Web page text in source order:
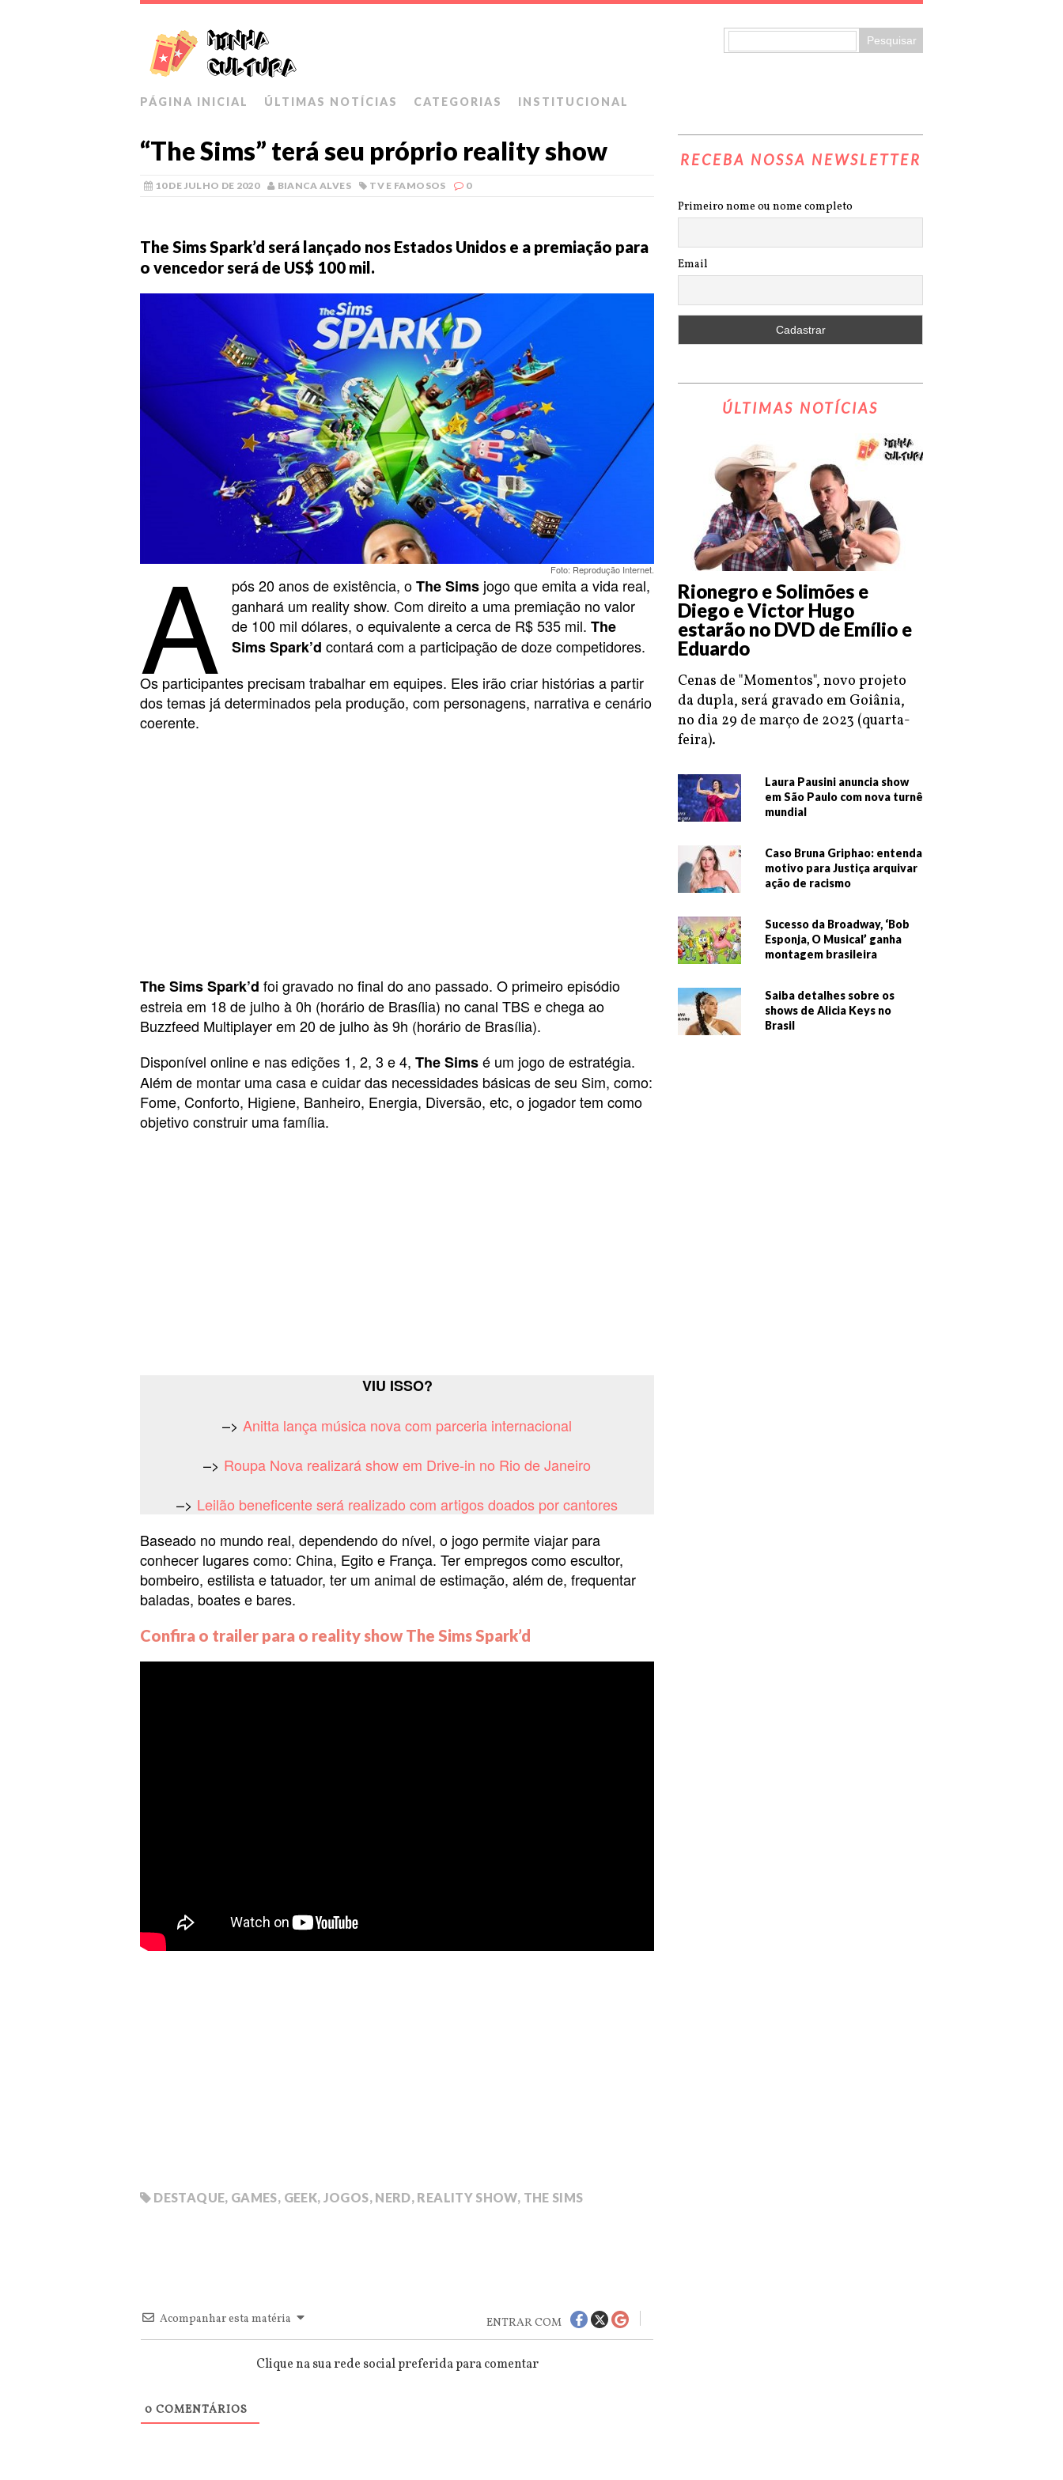
PÁGINA INICIAL ÚLTIMAS NOTÍCIAS CATEGORIAS INSTITUCIONAL
“The Sims” terá seu próprio reality show
10 DE JULHO DE 2020 BIANCA ALVES TV E FAMOSOS 0
The Sims Spark’d será lançado nos Estados Unidos e a premiação para
o vencedor será de US$ 100 mil.
Foto: Reprodução Internet.
A pós 20 anos de existência, oThe Sims jogo que emita a vida real,
ganhará um reality show. Com direito a uma premiação no valor
de 100 mil dólares, o equivalente a cerca de R$ 535 mil.The
Sims Spark’d contará com a participação de doze competidores.
Os participantes precisam trabalhar em equipes. Eles irão criar histórias a partir
dos temas já determinados pela produção, com personagens, narrativa e cenário
coerente.
The Sims Spark’d foi gravado no final do ano passado. O primeiro episódio
estreia em 18 de julho à 0h (horário de Brasília) no canal TBS e chega ao
Buzzfeed Multiplayer em 20 de julho às 9h (horário de Brasília).
Disponível online e nas edições 1, 2, 3 e 4, The Simsé um jogo de estratégia.
Além de montar uma casa e cuidar das necessidades básicas de seu Sim, como:
Fome, Conforto, Higiene, Banheiro, Energia, Diversão, etc, o jogador tem como
objetivo construir uma família.
VIU ISSO?
–> Anitta lança música nova com parceria internacional
–> Roupa Nova realizará show em Drive-in no Rio de Janeiro
–> Leilão beneficente será realizado com artigos doados por cantores
Baseado no mundo real, dependendo do nível, o jogo permite viajar para
conhecer lugares como: China, Egito e França. Ter empregos como escultor,
bombeiro, estilista e tatuador, ter um animal de estimação, além de, frequentar
baladas, boates e bares.
Confira o trailer para o reality show The Sims Spark’d
DESTAQUE, GAMES, GEEK, JOGOS, NERD, REALITY SHOW, THE SIMS
Acompanhar esta matéria ENTRAR COM
Clique na sua rede social preferida para comentar
0 COMENTÁRIOS
RECEBA NOSSA NEWSLETTER
Primeiro nome ou nome completo
Email
ÚLTIMAS NOTÍCIAS
Rionegro e Solimões e
Diego e Victor Hugo
estarão no DVD de Emílio e
Eduardo
Cenas de "Momentos", novo projeto
da dupla, será gravado em Goiânia,
no dia 29 de março de 2023 (quarta-
feira).
Laura Pausini anuncia show
em São Paulo com nova turnê
mundial
Caso Bruna Griphao: entenda
motivo para Justiça arquivar
ação de racismo
Sucesso da Broadway, ‘Bob
Esponja, O Musical’ ganha
montagem brasileira
Saiba detalhes sobre os
shows de Alicia Keys no
Brasil